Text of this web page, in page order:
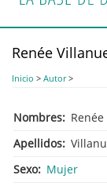
Renée
Inicio > Autor>
Nombres
Renée
Apellidos
Sexo
Mujer